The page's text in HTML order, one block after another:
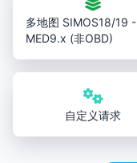
多地图 SIMOS18/19 -
MED9.x (非OBD)
自定义请求